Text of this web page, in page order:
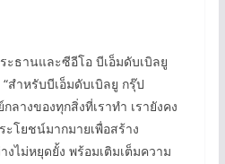
ะธานและซีอีโอ บีเอ็มดับเบิลยู
สำหรับบีเอ็มดับเบิลยู กรุ๊ป
ลางของทุกสิ่งที่เราทำ เรายังคง
โยชน์มากมายเพื่อสร้าง
ไม่หยุดยั้ง พร้อมเติมเต็มความ